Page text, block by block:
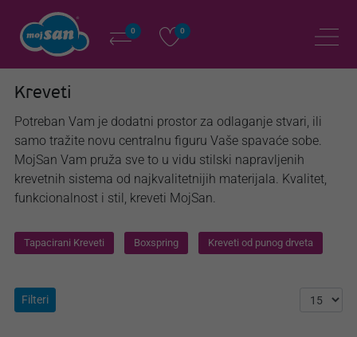
0 0
Kreveti
Potreban Vam je dodatni prostor za odlaganje stvari, ili
samo tražite novu centralnu figuru Vaše spavaće sobe.
MojSan Vam pruža sve to u vidu stilski napravljenih
krevetnih sistema od najkvalitetnijih materijala. Kvalitet,
funkcionalnost i stil, kreveti MojSan.
Tapacirani Kreveti Boxspring Kreveti od punog drveta
Filteri